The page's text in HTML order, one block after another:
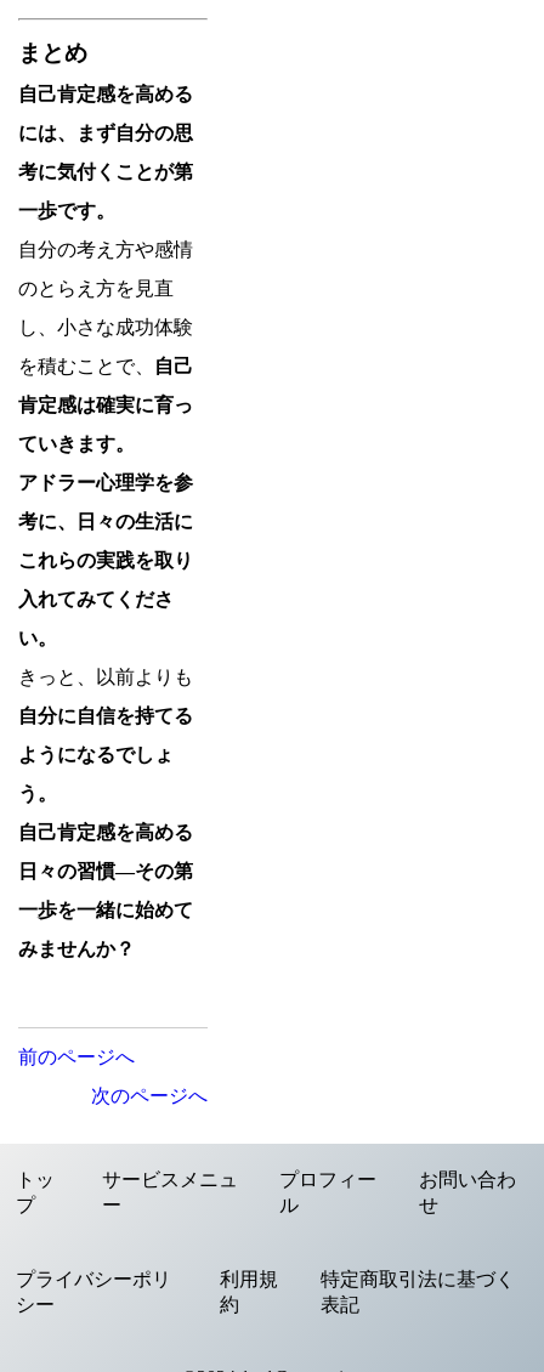
まとめ
自己肯定感を高める
には、まず自分の思
考に気付くことが第
一歩です。
自分の考え方や感情
のとらえ方を見直
し、小さな成功体験
を積むことで、
自己
肯定感は確実に育っ
ていきます。
アドラー心理学を参
考に、日々の生活に
これらの実践を取り
入れてみてくださ
い。
きっと、以前よりも
自分に自信を持てる
ようになるでしょ
う。
自己肯定感を高める
日々の習慣—その第
一歩を一緒に始めて
みませんか？
投
ナ
ゲ
前のページへ
次のページへ
トッ
プ
サービスメニュ
ー
プロフィー
ル
お問い合わ
せ
プライバシーポリ
シー
利用規
約
特定商取引法に基づく
表記